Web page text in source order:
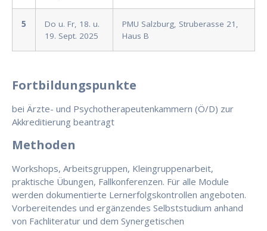
5
Do u. Fr, 18. u.
19. Sept. 2025
PMU Salzburg, Struberasse 21,
Haus B
Fortbildungspunkte
bei Ärzte- und Psychotherapeutenkammern (Ö/D) zur
Akkreditierung beantragt
Methoden
Workshops, Arbeitsgruppen, Kleingruppenarbeit,
praktische Übungen, Fallkonferenzen. Für alle Module
werden dokumentierte Lernerfolgskontrollen angeboten.
Vorbereitendes und ergänzendes Selbststudium anhand
von Fachliteratur und dem Synergetischen